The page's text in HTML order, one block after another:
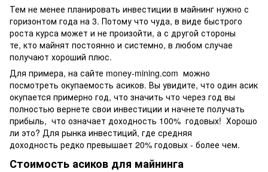
Тем не менее планировать инвестиции в майнинг нужно с
горизонтом года на 3. Потому что чуда, в виде быстрого
роста курса может и не произойти, а с другой стороны
те, кто майнят постоянно и системно, в любом случае
получают хороший плюс.
Для примера, на сайте money-mining.com можно
посмотреть окупаемость асиков. Вы увидите, что один асик
окупается примерно год, что значить что через год вы
полностью вернете свои инвестиции и начнете получать
прибыль, что означает доходность 100% годовых! Хорошо
ли это? Для рынка инвестиций, где средняя
доходность редко превышает 20% годовых - более чем.
Стоимость асиков для майнинга